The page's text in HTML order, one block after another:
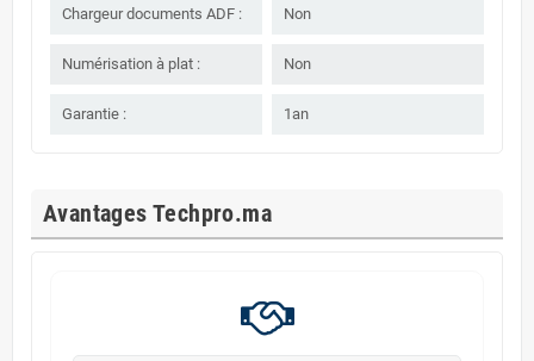
Chargeur documents ADF : Non
Numérisation à plat : Non
Garantie : 1an
Avantages Techpro.ma